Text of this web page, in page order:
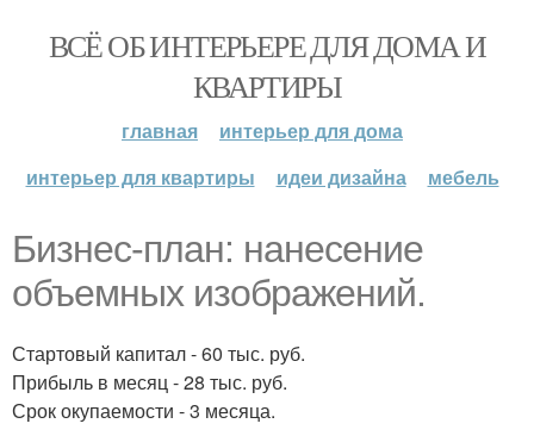
ВСЁ ОБ ИНТЕРЬЕРЕ ДЛЯ ДОМА И
КВАРТИРЫ
главная
интерьер для дома
интерьер для квартиры
идеи дизайна мебель
Бизнес-план: нанесение
объемных изображений.
Стартовый капитал - 60 тыс. руб.
Прибыль в месяц - 28 тыс. руб.
Срок окупаемости - 3 месяца.